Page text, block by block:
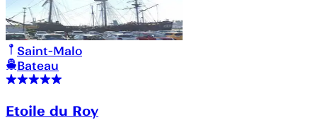
Saint-Malo
Bateau
Etoile du Roy